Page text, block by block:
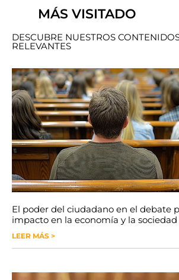
MÁS VISITADO
DESCUBRE NUESTROS
RELEVANTES
El poder del ciudadano en el debate
impacto en la economía y la sociedad
LEER MÁS >